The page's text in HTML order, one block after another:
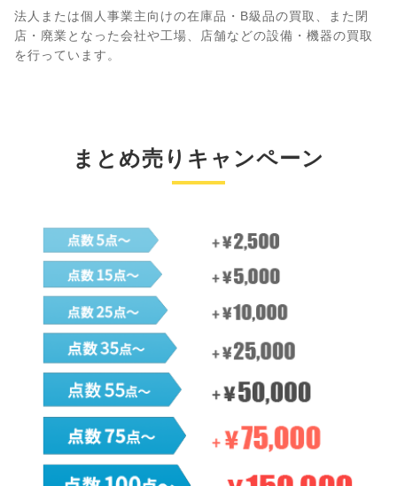
法人または個人事業主向けの在庫品・B級品の買取、また閉
店・廃業となった会社や工場、店舗などの設備・機器の買取
を行っています。
まとめ売りキャンペーン